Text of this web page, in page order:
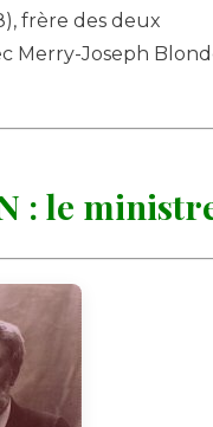
frère des deux
Merry-Joseph
: le